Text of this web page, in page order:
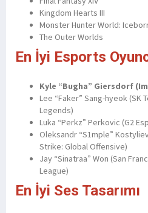
Kingdom Hearts III
Monster Hunter World:
The Outer Worlds
En İyi Esports
Kyle “Bugha” Giersdorf
Lee “Faker” Sang-hyeok (SK
Legends)
Luka “Perkz” Perkovic (G2
Oleksandr “S1mple”
Strike: Global Offensive)
Jay “Sinatraa” Won (San
League)
En İyi Ses Tasarımı